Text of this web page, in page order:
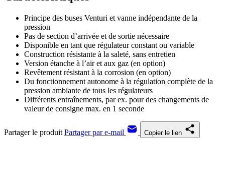
Principe des buses Venturi et vanne indépendante de la
pression
Pas de section d’arrivée et de sortie nécessaire
Disponible en tant que régulateur constant ou variable
Construction résistante à la saleté, sans entretien
Version étanche à l’air et aux gaz (en option)
Revêtement résistant à la corrosion (en option)
Du fonctionnement autonome à la régulation complète de la
pression ambiante de tous les régulateurs
Différents entraînements, par ex. pour des changements de
valeur de consigne max. en 1 seconde
Partager le produit Partager par e-mail Copier le lien